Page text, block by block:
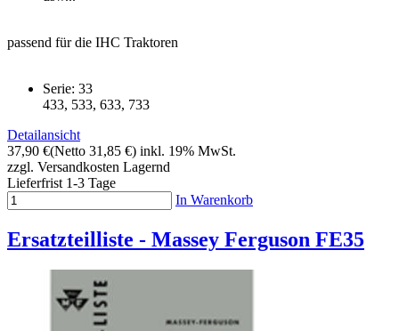
passend für die IHC Traktoren
Serie: 33
433, 533, 633, 733
Detailansicht
37,90 €(Netto 31,85 €) inkl. 19% MwSt.
zzgl. Versandkosten Lagernd
Lieferfrist 1-3 Tage
In Warenkorb
Ersatzteilliste - Massey Ferguson FE35